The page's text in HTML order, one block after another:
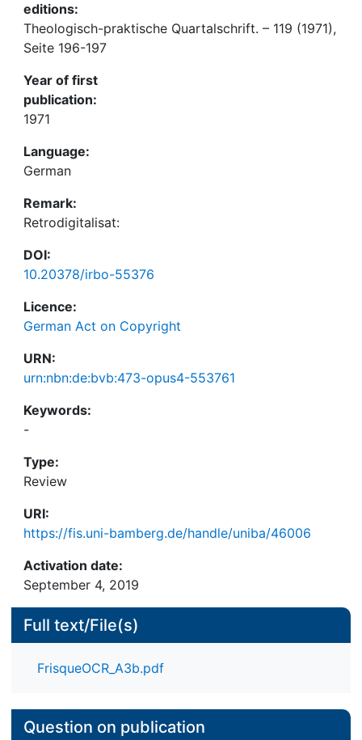
editions:
Theologisch-praktische Quartalschrift. – 119 (1971),
Seite 196-197
Year of first
publication:
1971
Language:
German
Remark:
Retrodigitalisat:
DOI:
10.20378/irbo-55376
Licence:
German Act on Copyright
URN:
urn:nbn:de:bvb:473-opus4-553761
Keywords:
-
Type:
Review
URI:
https://fis.uni-bamberg.de/handle/uniba/46006
Activation date:
September 4, 2019
Full text/File(s)
FrisqueOCR_A3b.pdf
Question on publication